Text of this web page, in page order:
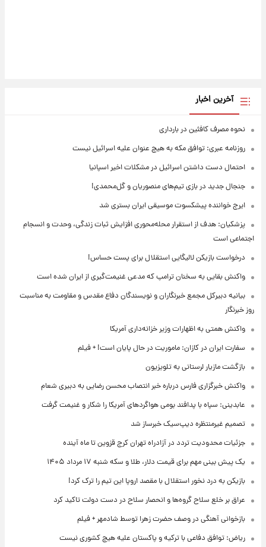
آخرین اخبار
نحوه مصرف کافئین در بارداری
روزنامه عبری: توافق مکه به هیچ عنوان علیه اسرائیل نیست
احتمال دست داشتن اسرائیل در مشکلات اخیر اسپانیا
جنجال جدید در بازی تیم‌های منصوریان و گل‌محمدی!
ایرج خواننده پیشکسوت موسیقی ایران بستری شد
پزشکیان: هدف از استقرار محله‌محوری افزایش ثبات زندگی، وحدت و انسجام
اجتماعی است
درخواست بازیکن لالیگایی استقلال برای پست حساس!
واکنش بقایی به سخنان ترامپ که مدعی غنیمت‌گیری از ایران شده است
بیانیه دبیرکل مجمع خبرنگاران و نویسندگان دفاع مقدس و مقاومت به مناسبت
روز خبرنگار
واکنش همتی به اظهارات وزیر خزانه‌داری آمریکا
سفارت ایران در کازان: ماموریت در حال پایان است! + فیلم
بازگشت مازیار لرستانی به تلویزیون
واکنش خبرگزاری فارس درباره خبر انتصاب محسن رضایی به دبیری شعام
عابدینی: سپاه با پدافند بومی هواگردهای آمریکا را شکار و غنیمت گرفت
تصمیم غیرمنتظره دیپ‌سیک خبرساز شد
جزئیات محدودیت تردد در آزادراه تهران کرج قزوین تا ماه آینده
یک پیش ‌بینی مهم برای قیمت دلار، طلا و سکه شنبه ۱۷ مرداد ۱۴۰۵
بازیکن به درد نخور استقلال با مقصد اروپا این تیم را ترک کرد!
عراق بر خلع سلاح گروه‌ها و انحصار سلاح در دست دولت تاکید کرد
بازخوانی آهنگی در وصف حضرت زهرا توسط شادمهر + فیلم
ریاض: توافق دفاعی با ترکیه و پاکستان علیه هیچ کشوری نیست